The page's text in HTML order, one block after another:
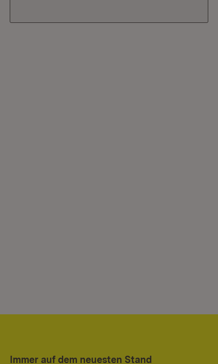
Immer auf dem neuesten Stand